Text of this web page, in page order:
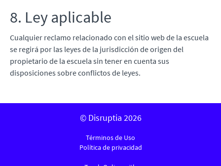
8. Ley aplicable
Cualquier reclamo relacionado con el sitio web de la escuela
se regirá por las leyes de la jurisdicción de origen del
propietario de la escuela sin tener en cuenta sus
disposiciones sobre conflictos de leyes.
© Disruptia 2026
Términos de Uso
Política de privacidad